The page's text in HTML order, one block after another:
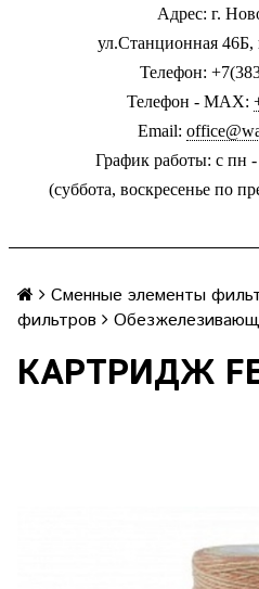
Адрес: г.
ул.Станционная 46Б,
Телефон:
Телефон - MAX:
Email:
График работы: с пн
(суббота, воскресенье по
Сменные элементы
фильтров
КАРТРИДЖ